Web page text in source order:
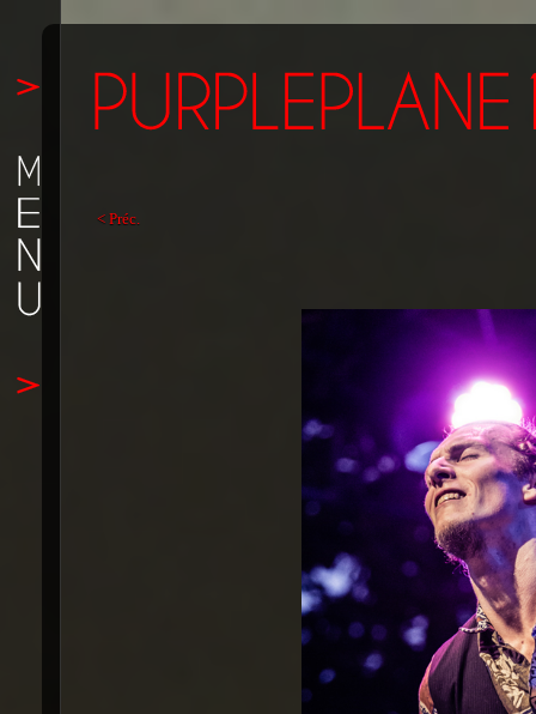
< Préc.